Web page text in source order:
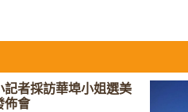
記者採訪華埠小姐選美
佈會